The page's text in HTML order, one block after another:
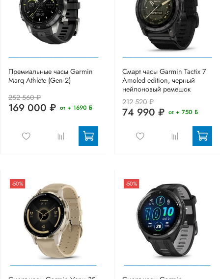
Премиальные часы Garmin
Marq Athlete (Gen 2)
252 560 ₽
169 000 ₽ от + 1690 Б
Смарт часы Garmin Tactix 7
Amoled edition, черный
нейлоновый ремешок
212 520 ₽
74 990 ₽ от + 750 Б
-50% -50%